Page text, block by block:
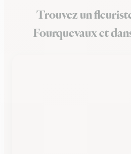
Trouvez un
Fourquevaux et